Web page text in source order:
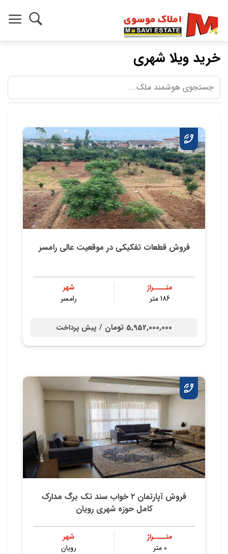
خرید ویلا شهری
فروش قطعات تفکیکی در موقعیت عالی رامسر
متــــراژ
186 متر
شهر
رامسر
5,952,000,000 تومان / پیش پرداخت
فروش آپارتمان ۲ خواب سند تک برگ مدارک
کامل حوزه شهری رویان
متــــراژ
۰ متر
شهر
رویان